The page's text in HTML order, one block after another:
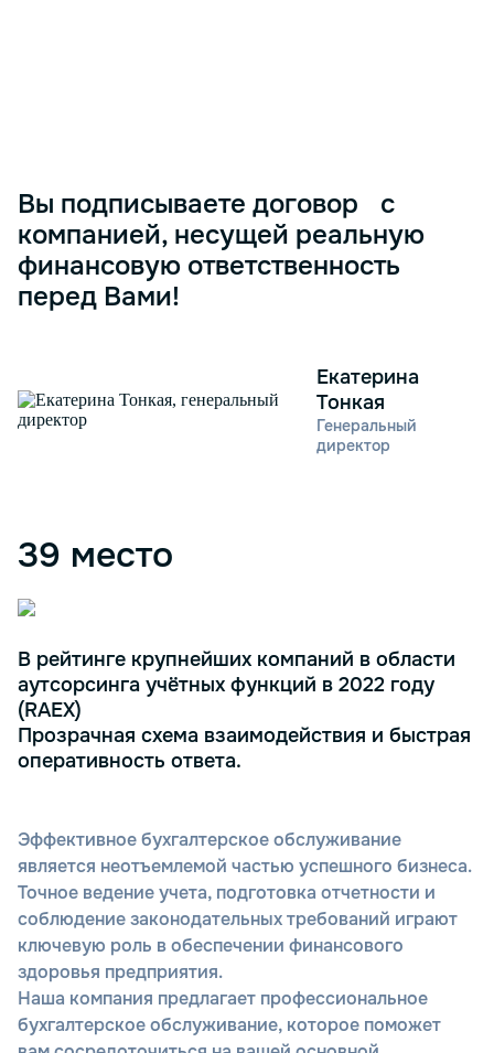
Вы подписываете договор с
компанией, несущей реальную
финансовую ответственность
перед Вами!
Екатерина
Тонкая
Генеральный
директор
39 место
В рейтинге крупнейших компаний в области
аутсорсинга учётных функций в 2022 году
(RAEX)
Прозрачная схема взаимодействия и быстрая
оперативность ответа.
Эффективное бухгалтерское обслуживание
является неотъемлемой частью успешного бизнеса.
Точное ведение учета, подготовка отчетности и
соблюдение законодательных требований играют
ключевую роль в обеспечении финансового
здоровья предприятия.
Наша компания предлагает профессиональное
бухгалтерское обслуживание, которое поможет